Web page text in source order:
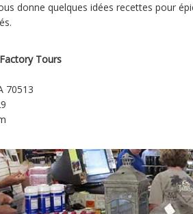
donne quelques idées recettes pour
Tours
70513